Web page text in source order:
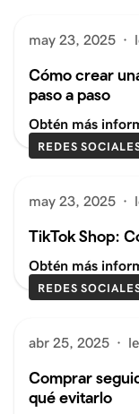
may 23, 2025 ·
Cómo crear
paso a paso
Obtén más
REDES
may 23, 2025 ·
TikTok Shop:
Obtén más
REDES
abr 25, 2025 ·
Comprar
qué evitarlo